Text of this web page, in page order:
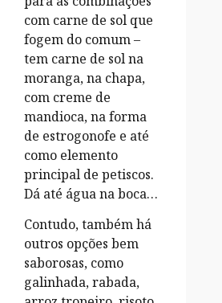
com carne de sol que
fogem do comum –
tem carne de sol na
moranga, na chapa,
com creme de
mandioca, na forma
de estrogonofe e até
como elemento
principal de petiscos.
Dá até água na boca…
Contudo, também há
outros opções bem
saborosas, como
galinhada, rabada,